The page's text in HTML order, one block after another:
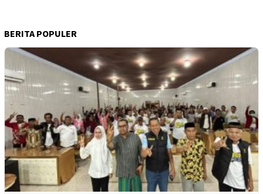
BERITA POPULER